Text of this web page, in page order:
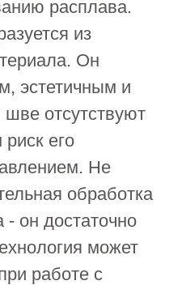
расплава.
из
Он
эстетичным и
отсутствуют
его
Не
обработка
- он достаточно
может
работе с